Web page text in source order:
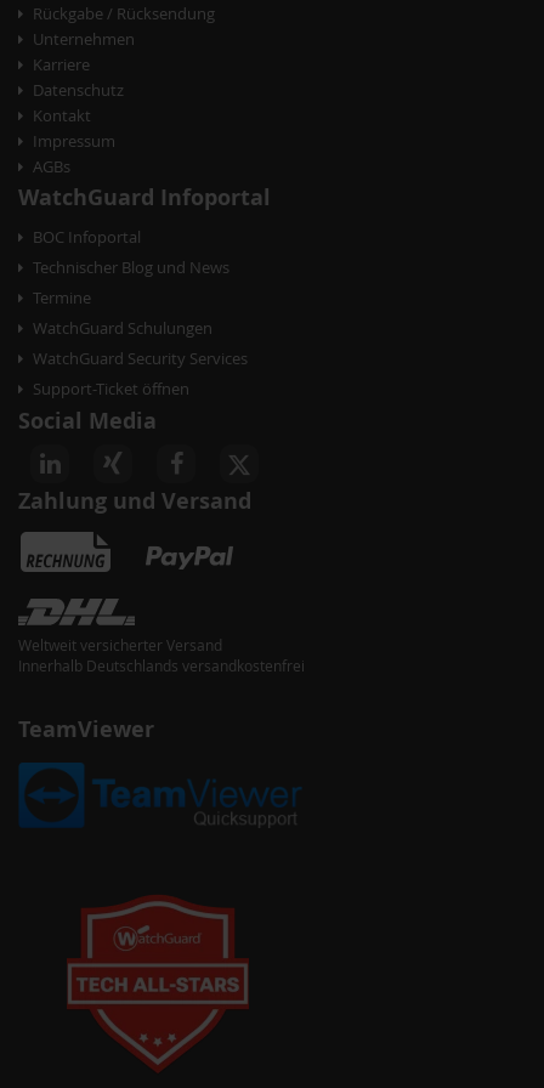
a
t
i
o
n
Rückgabe / Rücksendung
Unternehmen
Karriere
Datenschutz
Kontakt
Impressum
AGBs
WatchGuard Infoportal
BOC Infoportal
Technischer Blog und News
Termine
WatchGuard Schulungen
WatchGuard Security Services
Support-Ticket öffnen
Social Media
Zahlung und Versand
Weltweit versicherter Versand
Innerhalb Deutschlands versandkostenfrei
TeamViewer